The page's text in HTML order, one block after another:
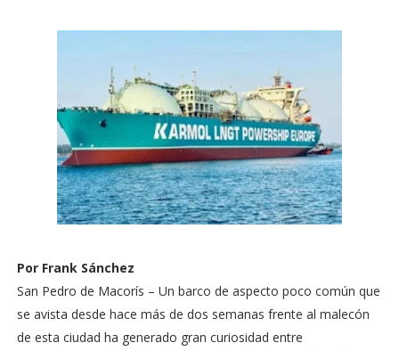
Por Frank Sánchez
San Pedro de Macorís – Un barco de aspecto poco común que
se avista desde hace más de dos semanas frente al malecón
de esta ciudad ha generado gran curiosidad entre